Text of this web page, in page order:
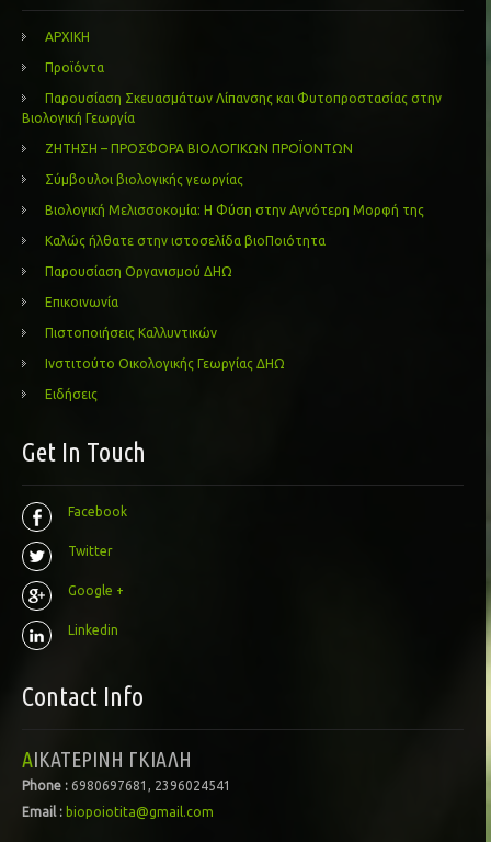
ΑΡΧΙΚΗ
Προϊόντα
Παρουσίαση Σκευασμάτων Λίπανσης και Φυτοπροστασίας στην
Βιολογική Γεωργία
ΖΗΤΗΣΗ – ΠΡΟΣΦΟΡΑ ΒΙΟΛΟΓΙΚΩΝ ΠΡΟΪΟΝΤΩΝ
Σύμβουλοι βιολογικής γεωργίας
Βιολογική Μελισσοκομία: Η Φύση στην Αγνότερη Μορφή της
Καλώς ήλθατε στην ιστοσελίδα βιοΠοιότητα
Παρουσίαση Οργανισμού ΔΗΩ
Επικοινωνία
Πιστοποιήσεις Καλλυντικών
Ινστιτούτο Οικολογικής Γεωργίας ΔΗΩ
Ειδήσεις
Get In Touch
Facebook
Twitter
Google +
Linkedin
Contact Info
ΑΙΚΑΤΕΡΙΝΗ ΓΚΙΑΛΗ
Phone : 6980697681, 2396024541
Email : biopoiotita@gmail.com